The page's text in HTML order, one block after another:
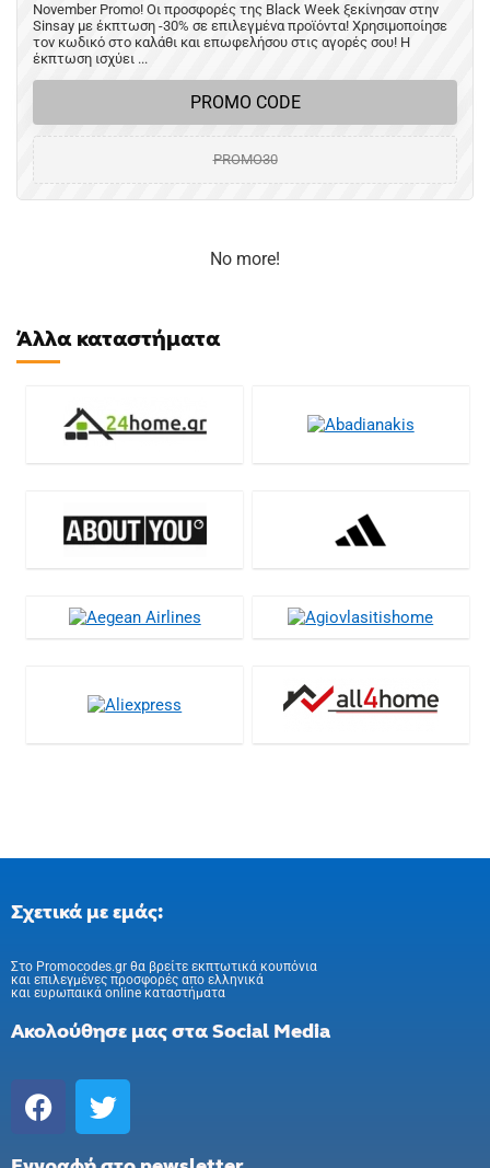
November Promo! Οι προσφορές της Black Week ξεκίνησαν στην
Sinsay με έκπτωση -30% σε επιλεγμένα προϊόντα! Χρησιμοποίησε
τον κωδικό στο καλάθι και επωφελήσου στις αγορές σου! Η
έκπτωση ισχύει ...
PROMO CODE
PROMO30
No more!
Άλλα καταστήματα
Σχετικά με εμάς:
Στo Promocodes.gr θα βρείτε εκπτωτικά κουπόνια
και επιλεγμένες προσφορές απο ελληνικά
και ευρωπαικά online καταστήματα
Ακολούθησε μας στα Social Media